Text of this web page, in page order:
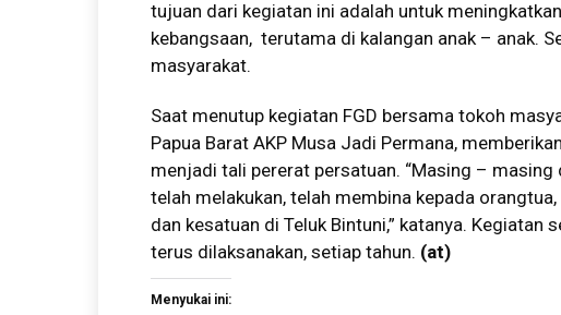
tujuan dari kegiatan ini adalah untuk
kebangsaan, terutama di kalangan anak – anak.
masyarakat.
Saat menutup kegiatan FGD bersama tokoh
Papua Barat AKP Musa Jadi Permana,
menjadi tali pererat persatuan. “Masing –
telah melakukan, telah membina kepada
dan kesatuan di Teluk Bintuni,” katanya. Kegiatan
terus dilaksanakan, setiap tahun. (at)
Menyukai ini: